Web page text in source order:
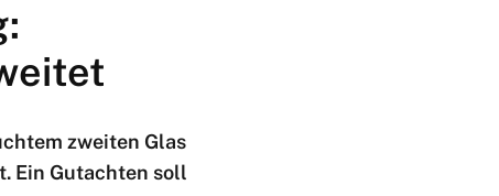
zweiten Glas
Ein Gutachten soll